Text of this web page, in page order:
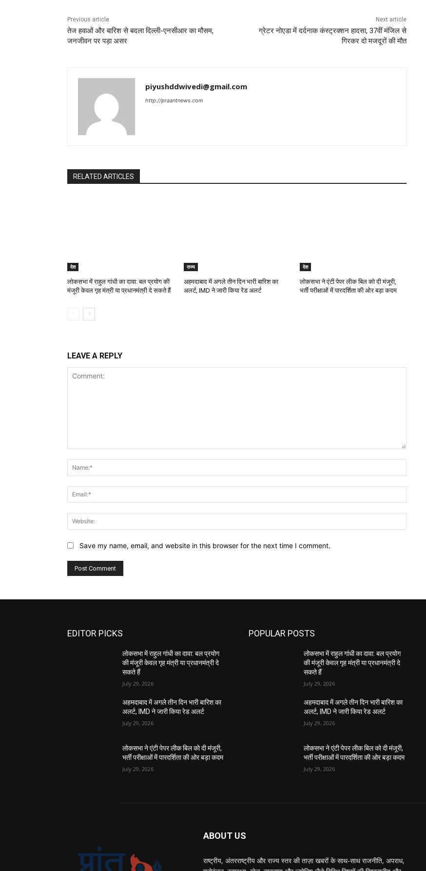
Previous article
तेज हवाओं और बारिश से बदला दिल्ली-एनसीआर का मौसम,
जनजीवन पर पड़ा असर
Next article
ग्रेटर नोएडा में दर्दनाक कंस्ट्रक्शन हादसा, 37वीं मंजिल से
गिरकर दो मजदूरों की मौत
piyushddwivedi@gmail.com
http://praantnews.com
RELATED ARTICLES
देश
लोकसभा में राहुल गांधी का दावा: बल प्रयोग की
मंजूरी केवल गृह मंत्री या प्रधानमंत्री दे सकते हैं
राज्य
अहमदाबाद में अगले तीन दिन भारी बारिश का
अलर्ट, IMD ने जारी किया रेड अलर्ट
देश
लोकसभा ने एंटी पेपर लीक बिल को दी मंजूरी,
भर्ती परीक्षाओं में पारदर्शिता की ओर बड़ा कदम
LEAVE A REPLY
Save my name, email, and website in this browser for the next time I comment.
EDITOR PICKS
लोकसभा में राहुल गांधी का दावा: बल प्रयोग
की मंजूरी केवल गृह मंत्री या प्रधानमंत्री दे
सकते हैं
July 29, 2026
अहमदाबाद में अगले तीन दिन भारी बारिश का
अलर्ट, IMD ने जारी किया रेड अलर्ट
July 29, 2026
लोकसभा ने एंटी पेपर लीक बिल को दी मंजूरी,
भर्ती परीक्षाओं में पारदर्शिता की ओर बड़ा कदम
July 29, 2026
POPULAR POSTS
लोकसभा में राहुल गांधी का दावा: बल प्रयोग
की मंजूरी केवल गृह मंत्री या प्रधानमंत्री दे
सकते हैं
July 29, 2026
अहमदाबाद में अगले तीन दिन भारी बारिश का
अलर्ट, IMD ने जारी किया रेड अलर्ट
July 29, 2026
लोकसभा ने एंटी पेपर लीक बिल को दी मंजूरी,
भर्ती परीक्षाओं में पारदर्शिता की ओर बड़ा कदम
July 29, 2026
ABOUT US
राष्ट्रीय, अंतरराष्ट्रीय और राज्य स्तर की ताज़ा खबरों के साथ-साथ राजनीति, अपराध,